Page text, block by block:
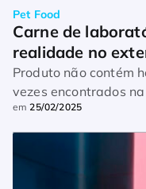
Pet Food
Carne de
realidade no
Produto não contém
vezes encontrados
em25/02/2025